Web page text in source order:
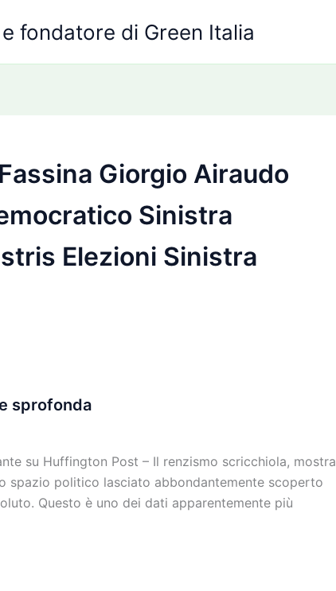
fondatore di Green Italia
Giorgio Airaudo
Sinistra
Elezioni Sinistra
sprofonda
su Huffington Post – Il renzismo scricchiola, mostra
spazio politico lasciato abbondantemente scoperto
Questo è uno dei dati apparentemente più